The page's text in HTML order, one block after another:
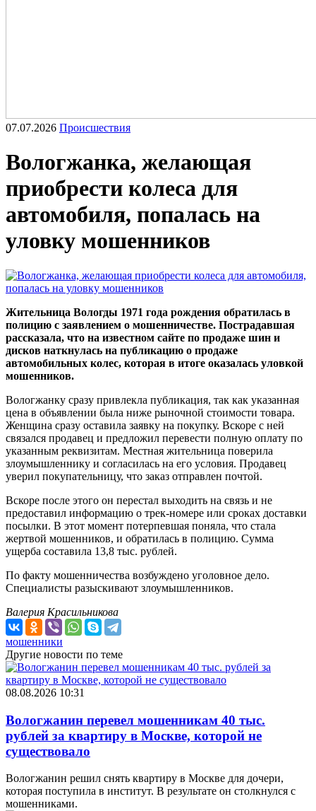
07.07.2026 Происшествия
Вологжанка, желающая
приобрести колеса для
автомобиля, попалась на
уловку мошенников
Жительница Вологды 1971 года рождения обратилась в
полицию с заявлением о мошенничестве. Пострадавшая
рассказала, что на известном сайте по продаже шин и
дисков наткнулась на публикацию о продаже
автомобильных колес, которая в итоге оказалась уловкой
мошенников.
Вологжанку сразу привлекла публикация, так как указанная
цена в объявлении была ниже рыночной стоимости товара.
Женщина сразу оставила заявку на покупку. Вскоре с ней
связался продавец и предложил перевести полную оплату по
указанным реквизитам. Местная жительница поверила
злоумышленнику и согласилась на его условия. Продавец
уверил покупательницу, что заказ отправлен почтой.
Вскоре после этого он перестал выходить на связь и не
предоставил информацию о трек-номере или сроках доставки
посылки. В этот момент потерпевшая поняла, что стала
жертвой мошенников, и обратилась в полицию. Сумма
ущерба составила 13,8 тыс. рублей.
По факту мошенничества возбуждено уголовное дело.
Специалисты разыскивают злоумышленников.
Валерия Красильникова
мошенники
Другие новости по теме
08.08.2026 10:31
Вологжанин перевел мошенникам 40 тыс.
рублей за квартиру в Москве, которой не
существовало
Вологжанин решил снять квартиру в Москве для дочери,
которая поступила в институт. В результате он столкнулся с
мошенниками.